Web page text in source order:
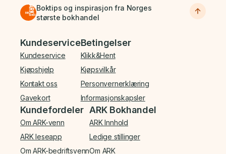
Boktips og inspirasjon fra Norges
største bokhandel
Bunnmeny
Kundeservice
Kundeservice
Kjøpshjelp
Kontakt oss
Gavekort
Betingelser
Klikk&Hent
Kjøpsvilkår
Personvernerklæring
Informasjonskapsler
Kundefordeler
Om ARK-venn
ARK leseapp
Om ARK-bedriftsvenn
ARK Bokhandel
ARK Innhold
Ledige stillinger
Om ARK